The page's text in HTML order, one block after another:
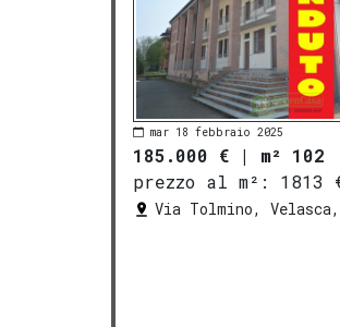
mar 18 febbraio 2025
185.000 € | m² 102
prezzo al m²:
1813
Via Tolmino,